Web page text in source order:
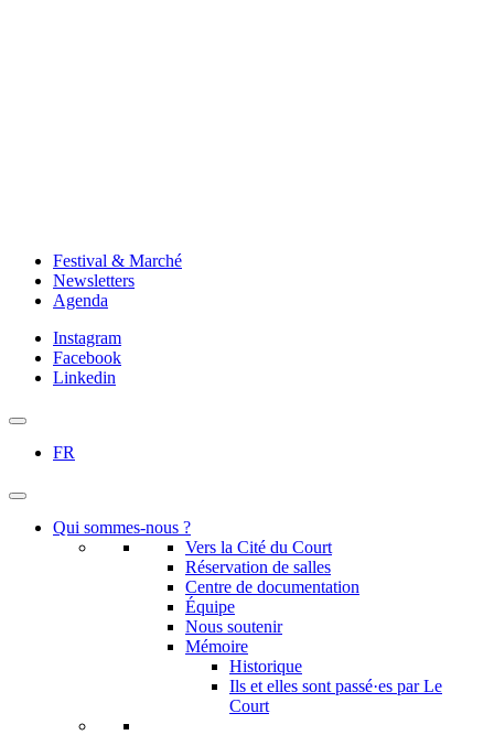
Festival & Marché
Newsletters
Agenda
Instagram
Facebook
Linkedin
FR
Qui sommes-nous ?
Vers la Cité du Court
Réservation de salles
Centre de documentation
Équipe
Nous soutenir
Mémoire
Historique
Ils et elles sont passé·es par Le
Court